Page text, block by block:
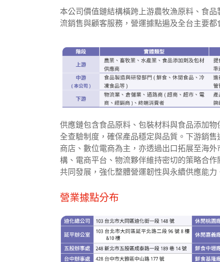
本公司價值鏈結構橫跨上游農牧漁原料、食
流銷售與顧客服務，營運據點遍及全台主要
供應鏈包含食品原料、包裝材料與食品添加
全查驗制度，確保產品穩定與品質。下游銷
商店、數位電商為主，亦透過出口拓展至海
構、電商平台、物流夥伴維持密切的策略合
共同發展，強化整體營運韌性與永續供應能力
營業據點分布